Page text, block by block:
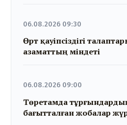
06.08.2026 09:30
Өрт қауіпсіздігі
азаматтың міндеті
06.08.2026 09:00
Төретамда тұрғындардың
бағытталған жобалар